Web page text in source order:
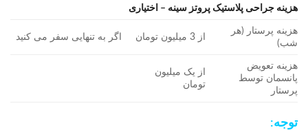
هزینه جراحی پلاستیک پروتز سینه – اختیاری
هزینه پرستار (هر
شب)
از 3 میلیون تومان اگر به تنهایی سفر می کنید
هزینه تعویض
پانسمان توسط
پرستار
از یک میلیون
تومان
توجه: